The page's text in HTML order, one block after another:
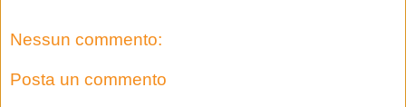
Nessun commento:
Posta un commento